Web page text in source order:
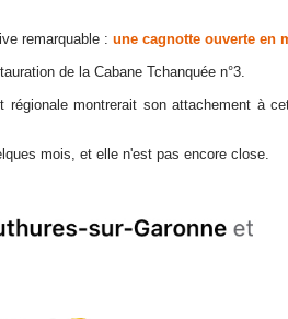
remarquable : une cagnotte ouverte en
de la Cabane Tchanquée n°3.
montrerait son attachement à
mois, et elle n'est pas encore close.